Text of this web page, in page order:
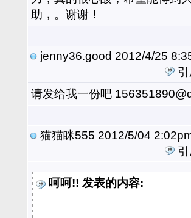
助，。谢谢！
jenny36.good 2012/4/25
引
请发给我一份吧
猫猫眯555 2012/5/04
引
呵呵!! 发表的内容: